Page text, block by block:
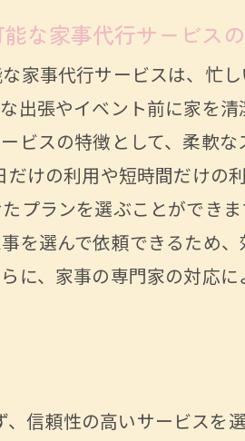
時間と心の余裕
える秘訣
時間の使い方
減する方法
活用法
代行活用術
ッシュ効果
行の選び方
基準
め方
な家事代行サービス
家事代行サービスは、忙
出張やイベント前に家を
ビスの特徴として、柔軟
だけの利用や短時間だけの
プランを選ぶことができ
を選んで依頼できるため
に、家事の専門家の対応
信頼性の高いサービスを